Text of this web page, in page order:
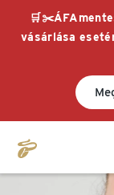
vásárlása